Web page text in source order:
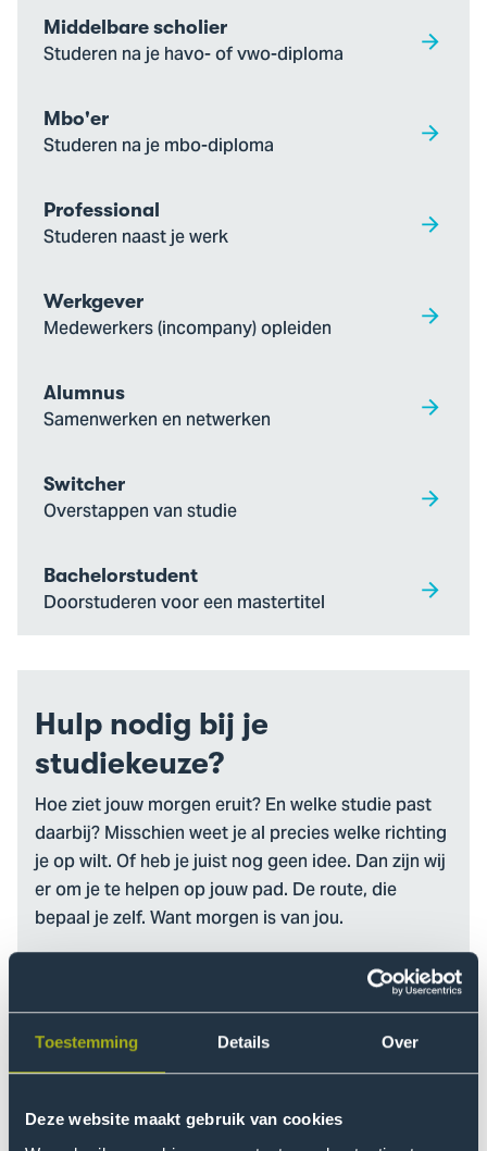
Toestemming Details Over
Deze website maakt gebruik van cookies
Middelbare scholier
Studeren na je havo- of vwo-diploma
Mbo'er
Studeren na je mbo-diploma
Professional
Studeren naast je werk
Werkgever
Medewerkers (incompany) opleiden
Alumnus
Samenwerken en netwerken
Switcher
Overstappen van studie
Bachelorstudent
Doorstuderen voor een mastertitel
Hulp nodig bij je
studiekeuze?
Hoe ziet jouw morgen eruit? En welke studie past
daarbij? Misschien weet je al precies welke richting
je op wilt. Of heb je juist nog geen idee. Dan zijn wij
er om je te helpen op jouw pad. De route, die
bepaal je zelf. Want morgen is van jou.